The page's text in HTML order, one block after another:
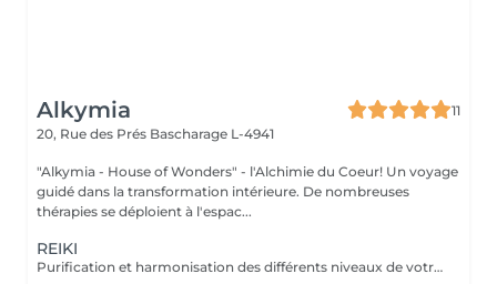
Alkymia
11
20, Rue des Prés Bascharage L-4941
"Alkymia - House of Wonders" - l'Alchimie du Coeur! Un voyage
guidé dans la transformation intérieure. De nombreuses
thérapies se déploient à l'espac...
REIKI
Purification et harmonisation des différents niveaux de votre être physique, émotionnel, mental et spirituel.